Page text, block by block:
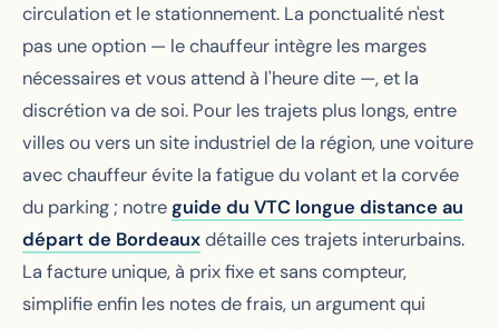
circulation et le stationnement. La ponctualité n'est
pas une option — le chauffeur intègre les marges
nécessaires et vous attend à l'heure dite —, et la
discrétion va de soi. Pour les trajets plus longs, entre
villes ou vers un site industriel de la région, une voiture
avec chauffeur évite la fatigue du volant et la corvée
du parking ; notreguide du VTC longue distance au
départ de Bordeauxdétaille ces trajets interurbains.
La facture unique, à prix fixe et sans compteur,
simplifie enfin les notes de frais, un argument qui